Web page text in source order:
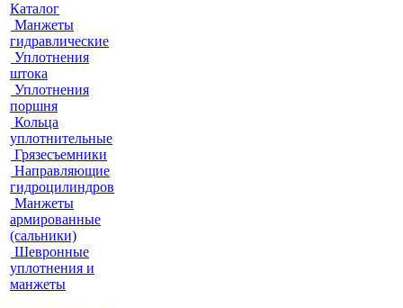
Каталог
Манжеты
гидравлические
Уплотнения
штока
Уплотнения
поршня
Кольца
уплотнительные
Грязесъемники
Направляющие
гидроцилиндров
Манжеты
армированные
(сальники)
Шевронные
уплотнения и
манжеты